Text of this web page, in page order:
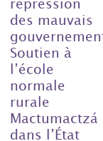
répression
des mauvais
Soutien à
l’école
normale
rurale
Mactumactzá
dans l’État